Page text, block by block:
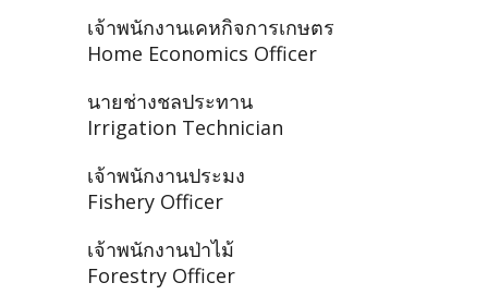
เจ้าพนักงานเคหกิจการเกษตร
Home Economics Officer
นายช่างชลประทาน
Irrigation Technician
เจ้าพนักงานประมง
Fishery Officer
เจ้าพนักงานป่าไม้
Forestry Officer